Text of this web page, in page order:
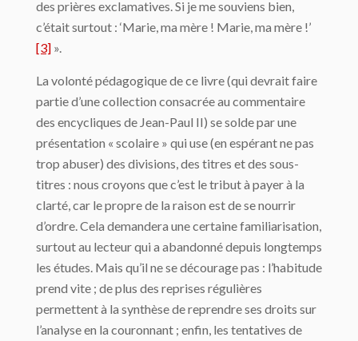
des prières exclamatives. Si je me souviens bien,
c’était surtout : ‘Marie, ma mère ! Marie, ma mère !’
[3] ».
La volonté pédagogique de ce livre (qui devrait faire
partie d’une collection consacrée au commentaire
des encycliques de Jean-Paul II) se solde par une
présentation « scolaire » qui use (en espérant ne pas
trop abuser) des divisions, des titres et des sous-
titres : nous croyons que c’est le tribut à payer à la
clarté, car le propre de la raison est de se nourrir
d’ordre. Cela demandera une certaine familiarisation,
surtout au lecteur qui a abandonné depuis longtemps
les études. Mais qu’il ne se décourage pas : l’habitude
prend vite ; de plus des reprises régulières
permettent à la synthèse de reprendre ses droits sur
l’analyse en la couronnant ; enfin, les tentatives de